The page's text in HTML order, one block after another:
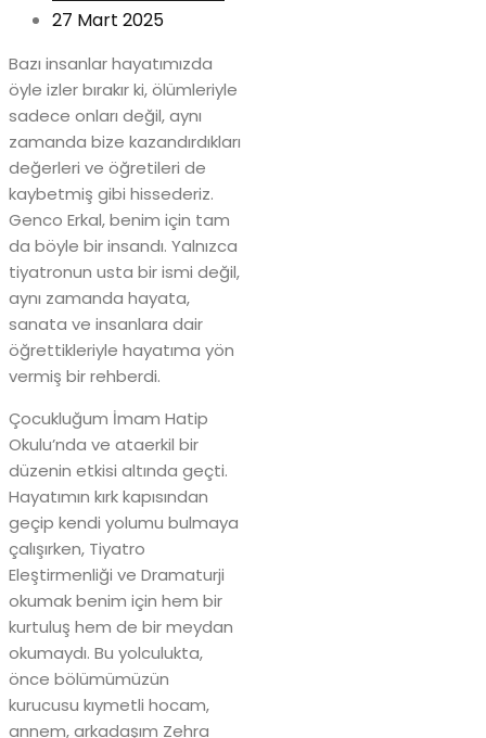
27 Mart 2025
Bazı insanlar hayatımızda
öyle izler bırakır ki, ölümleriyle
sadece onları değil, aynı
zamanda bize kazandırdıkları
değerleri ve öğretileri de
kaybetmiş gibi hissederiz.
Genco Erkal, benim için tam
da böyle bir insandı. Yalnızca
tiyatronun usta bir ismi değil,
aynı zamanda hayata,
sanata ve insanlara dair
öğrettikleriyle hayatıma yön
vermiş bir rehberdi.
Çocukluğum İmam Hatip
Okulu’nda ve ataerkil bir
düzenin etkisi altında geçti.
Hayatımın kırk kapısından
geçip kendi yolumu bulmaya
çalışırken, Tiyatro
Eleştirmenliği ve Dramaturji
okumak benim için hem bir
kurtuluş hem de bir meydan
okumaydı. Bu yolculukta,
önce bölümümüzün
kurucusu kıymetli hocam,
annem, arkadaşım Zehra